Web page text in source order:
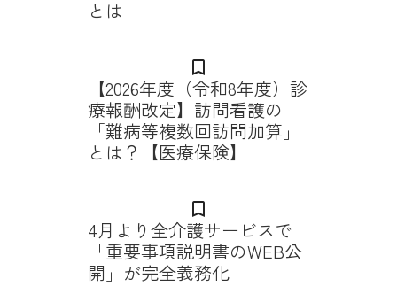
とは
bookmark_border
【2026年度（令和8年度）診
療報酬改定】訪問看護の
「難病等複数回訪問加算」
とは？【医療保険】
bookmark_border
4月より全介護サービスで
「重要事項説明書のWEB公
開」が完全義務化